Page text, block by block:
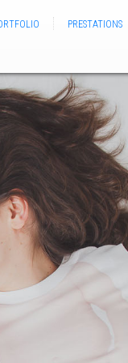
PRESTATIONS